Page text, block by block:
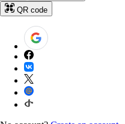
QR code